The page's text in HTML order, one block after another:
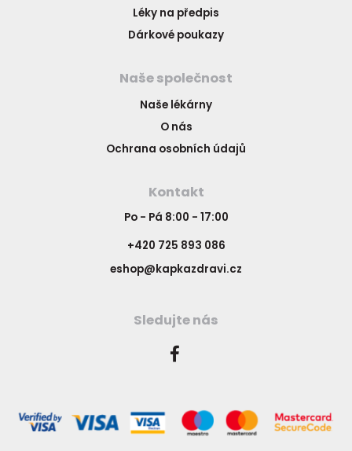
Léky na předpis
Dárkové poukazy
Naše společnost
Naše lékárny
O nás
Ochrana osobních údajů
Kontakt
Po - Pá 8:00 - 17:00
+420 725 893 086
eshop@kapkazdravi.cz
Sledujte nás